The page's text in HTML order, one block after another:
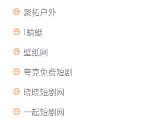
 聚拓户外
 I蜻蜓
 壁纸网
 夸克免费短剧
 晓晓短剧网
 一起短剧网